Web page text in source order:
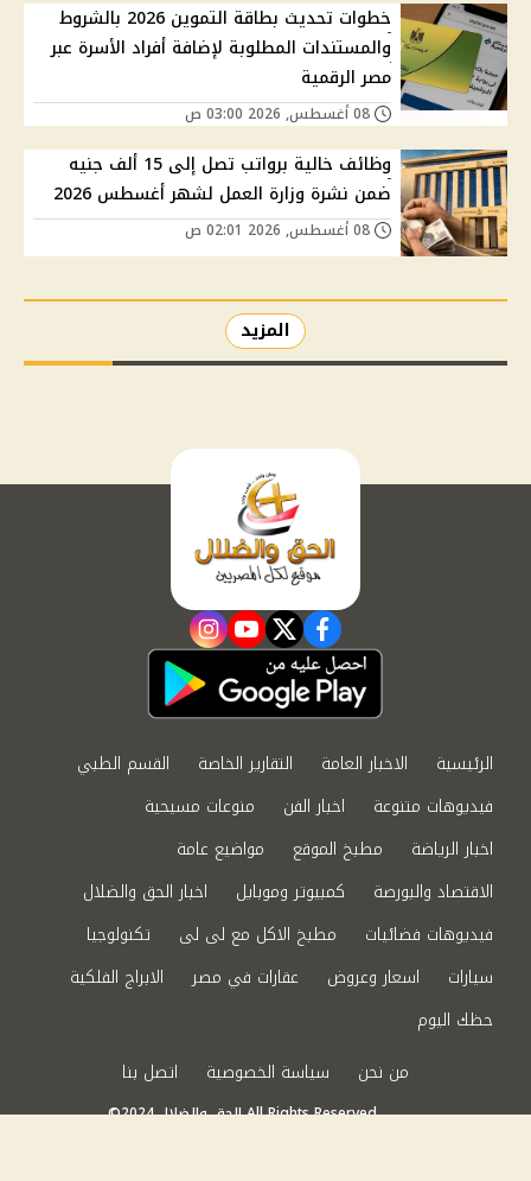
خطوات تحديث بطاقة التموين 2026 بالشروط
والمستندات المطلوبة لإضافة أفراد الأسرة عبر
مصر الرقمية
وظائف خالية برواتب تصل إلى 15 ألف جنيه
ضمن نشرة وزارة العمل لشهر أغسطس 2026
المزيد
facebook
twitter
youtube
instagram
الرئيسية الاخبار العامة التقارير الخاصة
القسم الطبي
فيديوهات متنوعة
اخبار الفن
منوعات مسيحية
اخبار الرياضة
مطبخ الموقع
مواضيع عامة
الاقتصاد والبورصة
كمبيوتر وموبايل
اخبار الحق والضلال
فيديوهات فضائيات
مطبخ الاكل مع لى لى
تكنولوجيا
سيارات
اسعار وعروض عقارات في مصر
الابراج الفلكية
حظك اليوم
من نحن
سياسة الخصوصية اتصل بنا
©2024 الحق والضلال All Rights Reserved.